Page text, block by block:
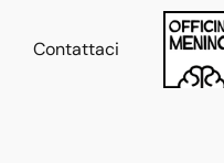
Contattaci